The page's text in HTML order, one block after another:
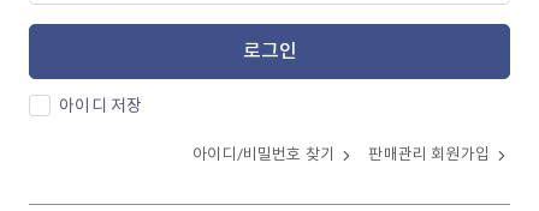
로그인
아이디 저장
아이디/비밀번호 찾기 판매관리 회원가입